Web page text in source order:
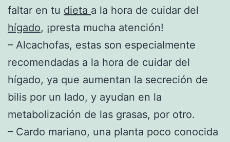
faltar en tu dieta a la hora de cuidar del
hígado, ¡presta mucha atención!
– Alcachofas, estas son especialmente
recomendadas a la hora de cuidar del
hígado, ya que aumentan la secreción de
bilis por un lado, y ayudan en la
metabolización de las grasas, por otro.
– Cardo mariano, una planta poco conocida